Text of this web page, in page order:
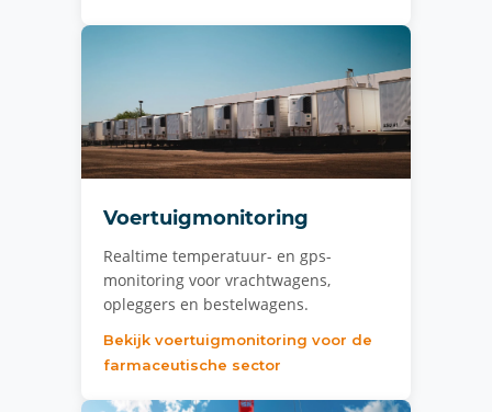
Voertuigmonitoring
Realtime temperatuur- en gps-
monitoring voor vrachtwagens,
opleggers en bestelwagens.
Bekijk voertuigmonitoring voor de
farmaceutische sector